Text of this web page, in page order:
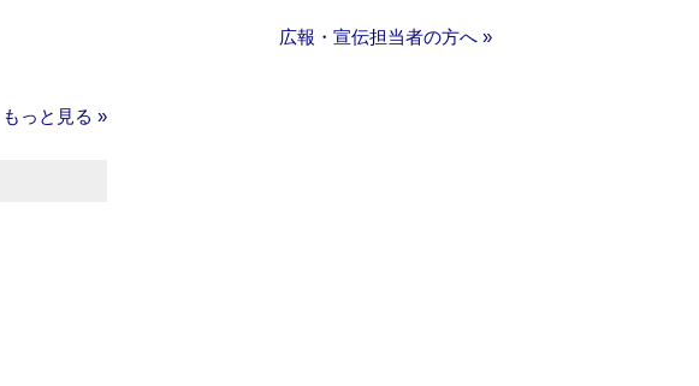
もっと見る »
広報・宣伝担当者の方へ »